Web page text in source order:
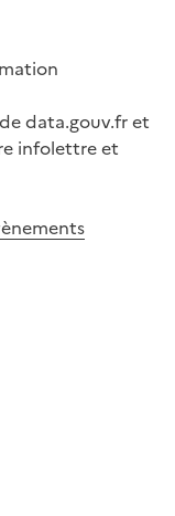
data.gouv.fr et
infolettre et